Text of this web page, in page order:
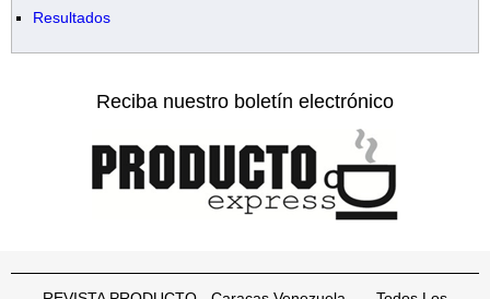
Resultados
Reciba nuestro boletín electrónico